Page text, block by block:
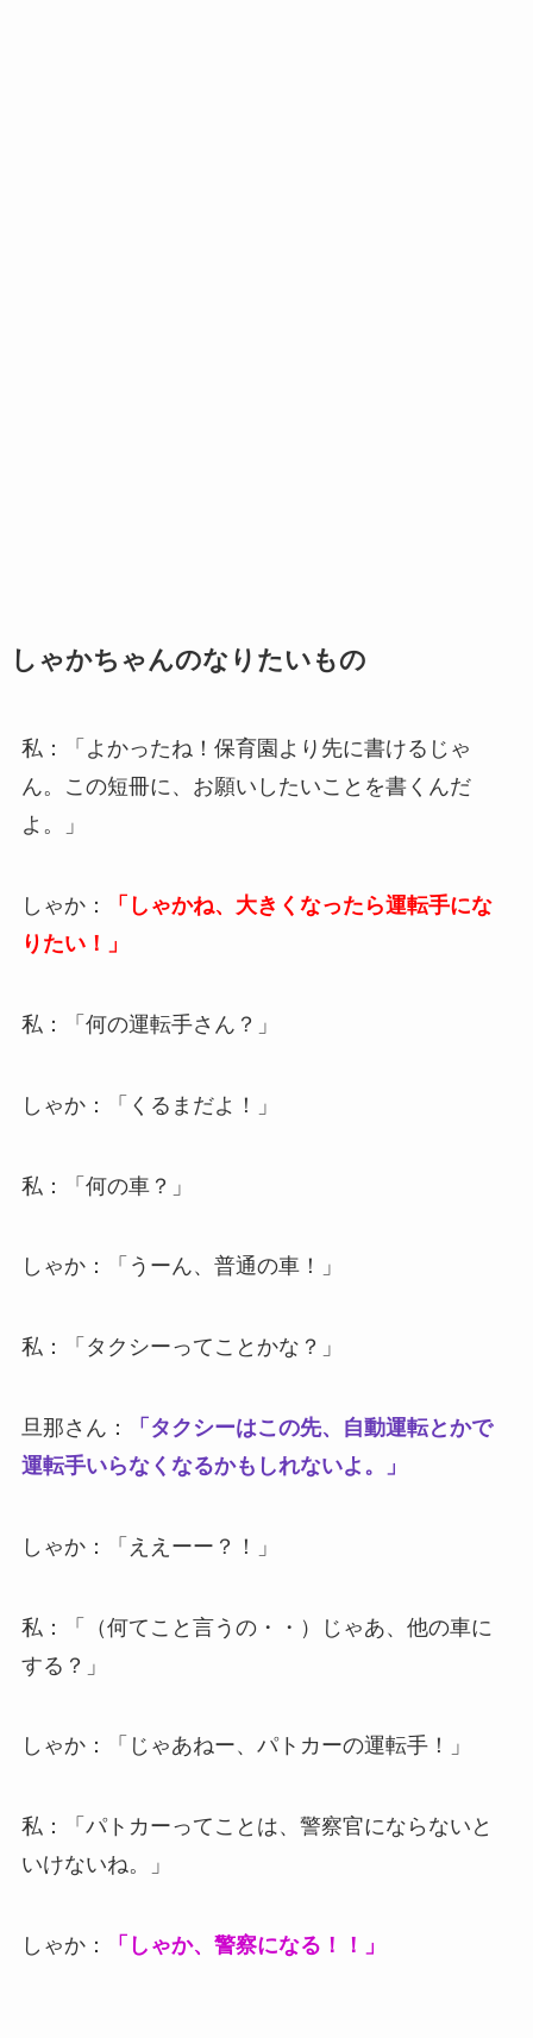
しゃかちゃんのなりたいもの
私：「よかったね！保育園より先に書けるじゃ
ん。この短冊に、お願いしたいことを書くんだ
よ。」
しゃか：
「しゃかね、大きくなったら運転手にな
りたい！」
私：「何の運転手さん？」
しゃか：「くるまだよ！」
私：「何の車？」
しゃか：「うーん、普通の車！」
私：「タクシーってことかな？」
旦那さん：
「タクシーはこの先、自動運転とかで
運転手いらなくなるかもしれないよ。」
しゃか：「ええーー？！」
私：「（何てこと言うの・・）じゃあ、他の車に
する？」
しゃか：「じゃあねー、パトカーの運転手！」
私：「パトカーってことは、警察官にならないと
いけないね。」
しゃか： 「しゃか、警察になる！！」